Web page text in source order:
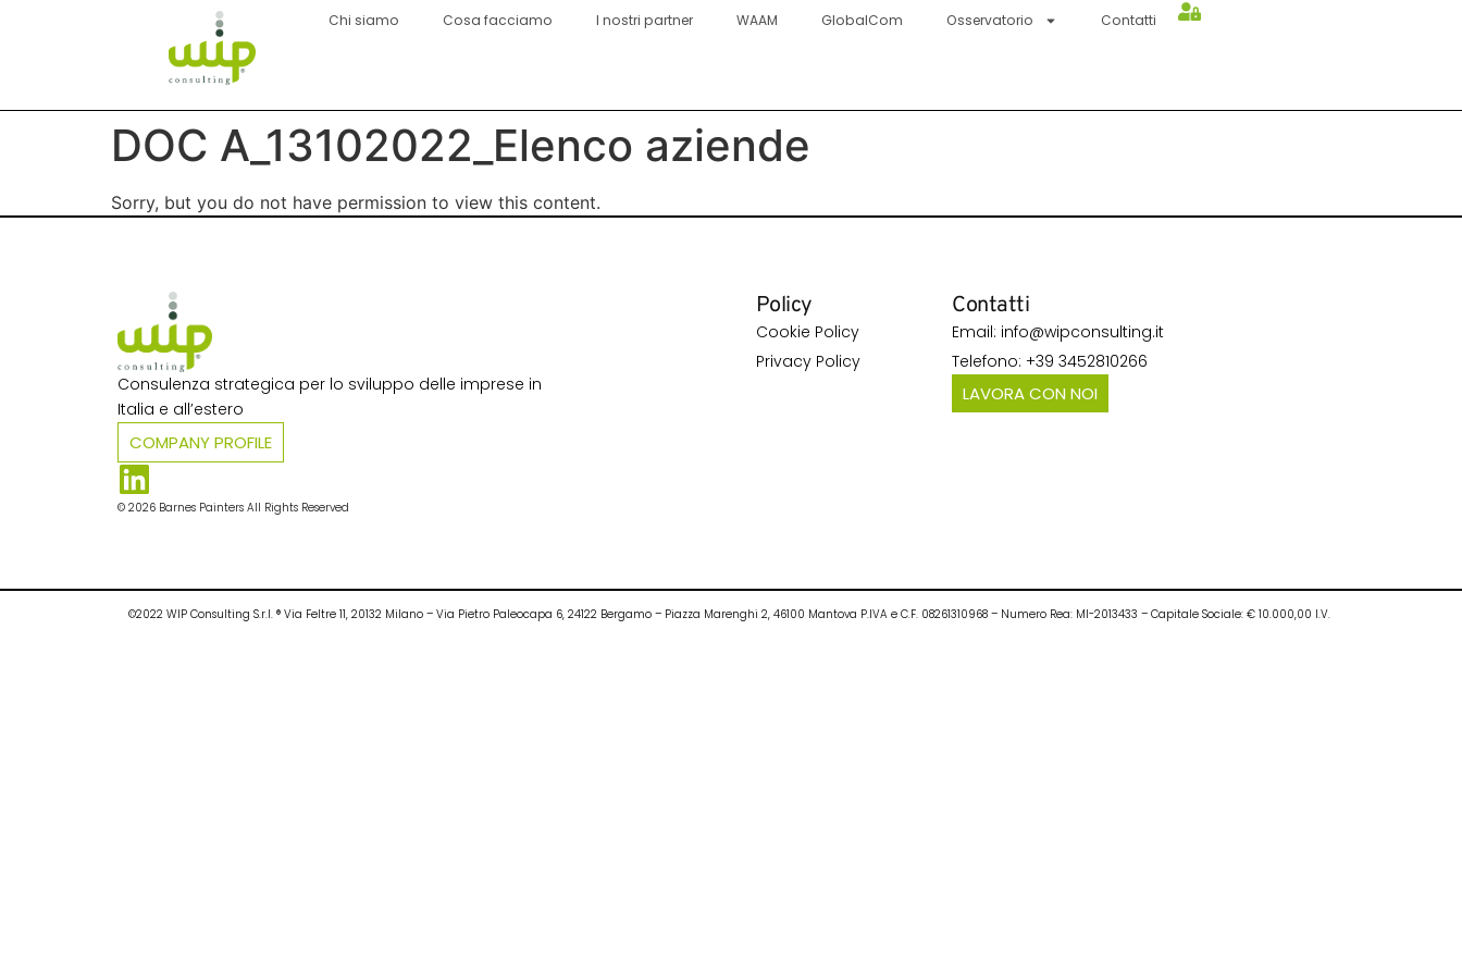
Chi siamo Cosa facciamo I nostri partner WAAM GlobalCom Osservatorio Contatti
DOC A_13102022_Elenco aziende
Sorry, but you do not have permission to view this content.
Consulenza strategica per lo sviluppo delle imprese in
Italia e all’estero​
COMPANY PROFILE
© 2026 Barnes Painters All Rights Reserved
Policy
Cookie Policy
Privacy Policy
Contatti
Email: info@wipconsulting.it
Telefono: +39 3452810266
LAVORA CON NOI
©2022 WIP Consulting S.r.l. ® Via Feltre 11, 20132 Milano – Via Pietro Paleocapa 6, 24122 Bergamo – Piazza Marenghi 2, 46100 Mantova P.IVA e C.F. 08261310968 – Numero Rea: MI-2013433 – Capitale Sociale: € 10.000,00 I.V.